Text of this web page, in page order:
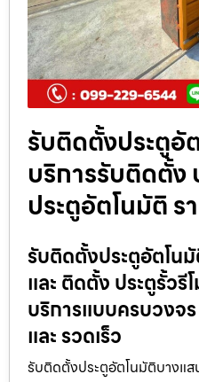
รับติดตั้งประตูอั
บริการรับติดตั้ง
ประตูอัตโนมัติ ร
รับติดตั้งประตูอัตโน
และ ติดตั้ง ประตูรั้วรี
บริการแบบครบวง
และ รวดเร็ว
รับติดตั้งประตูอัตโนมัติบางแส